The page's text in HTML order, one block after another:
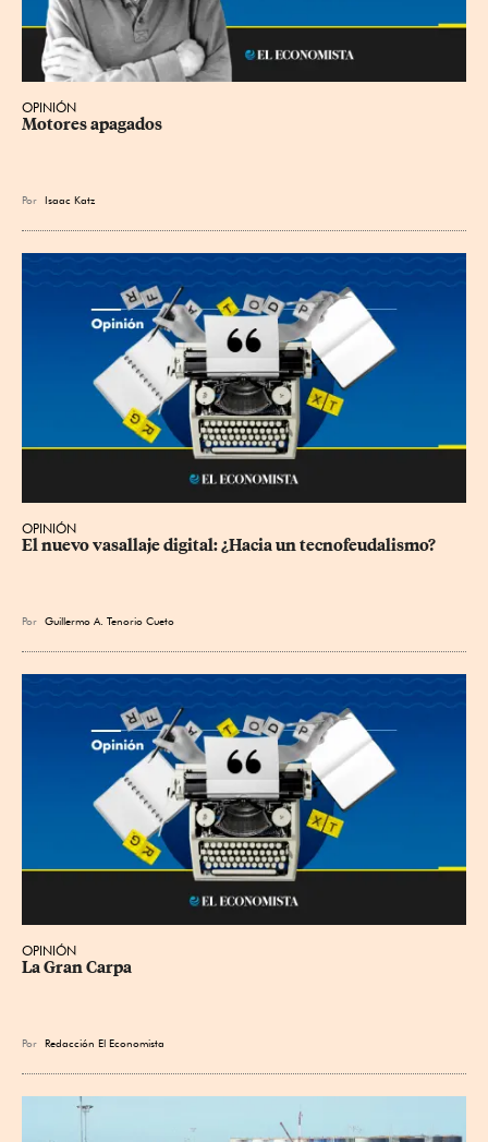
OPINIÓN
Motores apagados
Por Isaac Katz
OPINIÓN
El nuevo vasallaje digital: ¿Hacia un tecnofeudalismo?
Por Guillermo A. Tenorio Cueto
OPINIÓN
La Gran Carpa
Por Redacción El Economista